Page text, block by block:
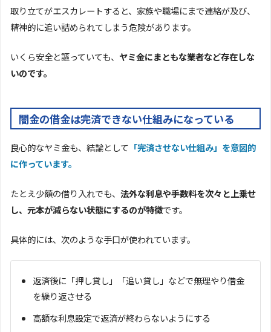
取り立てがエスカレートすると、家族や職場にまで連絡が及び、
精神的に追い詰められてしまう危険があります。
いくら安全と謳っていても、 ヤミ金にまともな業者など存在しな
いのです。
闇金の借金は完済できない仕組みになっている
良心的なヤミ金も、結論として 「完済させない仕組み」を意図的
に作っています。
たとえ少額の借り入れでも、 法外な利息や手数料を次々と上乗せ
し、元本が減らない状態にするのが特徴です。
具体的には、次のような手口が使われています。
返済後に「押し貸し」「追い貸し」などで無理やり借金
を繰り返させる
高額な利息設定で返済が終わらないようにする